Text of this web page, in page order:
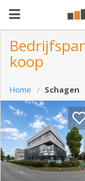
Pand
aanbieden
Pand
zoeken
Waarom
adverteren
Premium
koop
Home Schagen